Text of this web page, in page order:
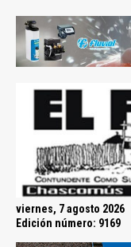
viernes, 7 agosto 2026
Edición número: 9169